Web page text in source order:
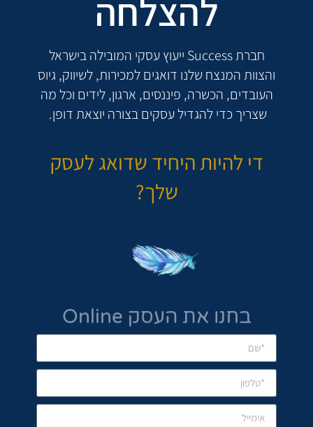
להצלחה
חברת Success ייעוץ עסקי המובילה בישראל
והצוות המנצח שלנו דואגים למכירות, לשיווק, גיוס
העובדים, הכשרה, פיננסים, ארגון, לידים וכל מה
שצריך כדי להגדיל עסקים בצורה יוצאת דופן.
די להיות היחיד שדואג לעסק
שלך?
בחנו את העסק Online